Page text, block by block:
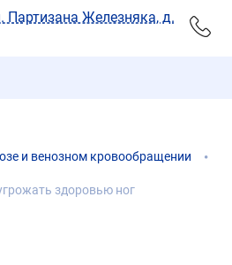
Партизана Железняка, д.
и венозном кровообращении
здоровью ног